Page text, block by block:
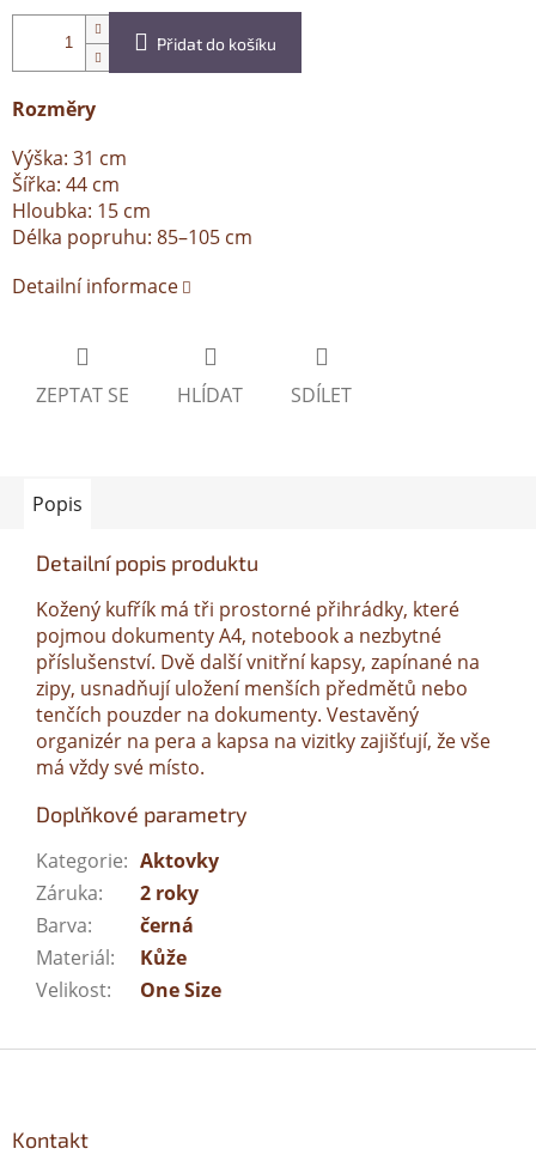
Přidat do košíku
Rozměry
Výška: 31 cm
Šířka: 44 cm
Hloubka: 15 cm
Délka popruhu: 85–105 cm
Detailní informace
ZEPTAT SE HLÍDAT SDÍLET
Popis
Detailní popis produktu
Kožený kufřík má tři prostorné přihrádky, které
pojmou dokumenty A4, notebook a nezbytné
příslušenství. Dvě další vnitřní kapsy, zapínané na
zipy, usnadňují uložení menších předmětů nebo
tenčích pouzder na dokumenty. Vestavěný
organizér na pera a kapsa na vizitky zajišťují, že vše
má vždy své místo.
Doplňkové parametry
Kategorie: Aktovky
Záruka:
2 roky
Barva:
černá
Materiál:
Kůže
Velikost: One Size
Kontakt